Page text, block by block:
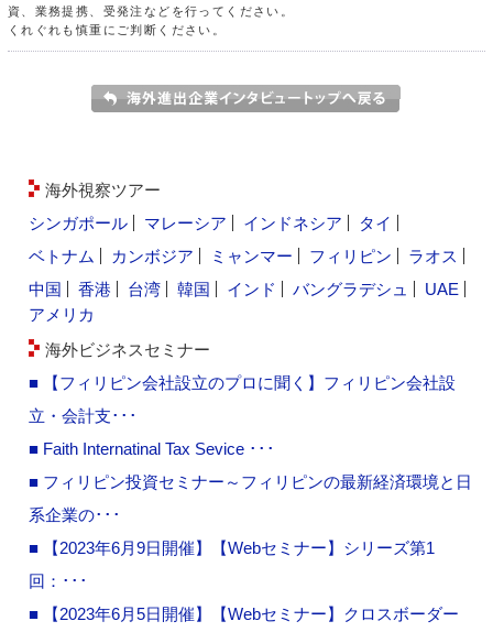
資、業務提携、受発注などを行ってください。
くれぐれも慎重にご判断ください。
海外視察ツアー
シンガポール
マレーシア インドネシア
タイ
ベトナム
カンボジア ミャンマー フィリピン
ラオス
中国
香港 台湾 韓国 インド バングラデシュ
UAE
アメリカ
海外ビジネスセミナー
■ 【フィリピン会社設立のプロに聞く】フィリピン会社設
立・会計支･･･
■ Faith Internatinal Tax Sevice ･･･
■ フィリピン投資セミナー～フィリピンの最新経済環境と日
系企業の･･･
■ 【2023年6月9日開催】【Webセミナー】シリーズ第1
回：･･･
■ 【2023年6月5日開催】【Webセミナー】クロスボーダー